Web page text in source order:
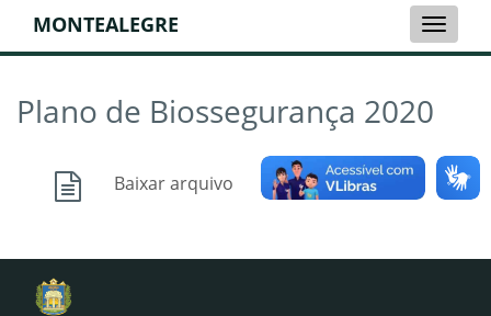
Toggle
MONTEALEGRE
Plano de Biossegurança 2020
Baixar arquivo